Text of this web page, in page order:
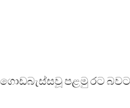
පළමු රට